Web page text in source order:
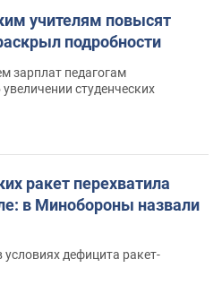
учителям повысят
подробности
зарплат педагогам
студенческих
ракет перехватила
в Минобороны назвали
дефицита ракет-